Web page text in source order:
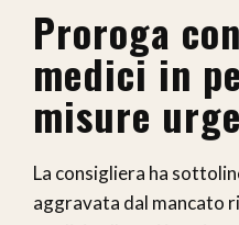
Proroga
medici in
misure
La consigliera ha
aggravata dal mancato